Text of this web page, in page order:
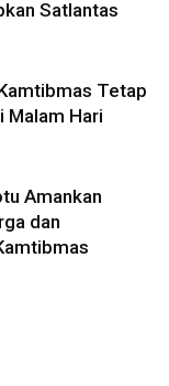
Satlantas
Tetap
Malam Hari
Amankan
dan